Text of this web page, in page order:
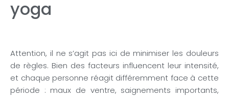
yoga
Attention, il ne s’agit pas ici de minimiser les douleurs
de règles. Bien des facteurs influencent leur intensité,
et chaque personne réagit différemment face à cette
période : maux de ventre, saignements importants,